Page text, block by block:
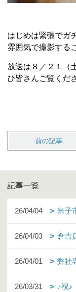
はじめは緊張でガ
雰囲気で撮影する
放送は８／２１（
ひ皆さんご覧くだ
前の記事
記事一覧
26/04/04 米子
26/04/03 倉吉
26/04/01 弊社
26/03/31
♪祝